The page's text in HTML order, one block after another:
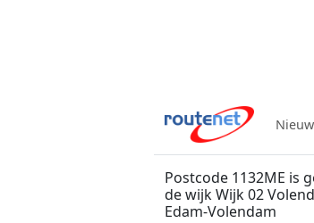
Postcode 1132ME is
de wijk Wijk 02
Edam-Volendam